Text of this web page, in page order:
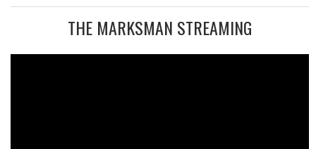
THE MARKSMAN STREAMING